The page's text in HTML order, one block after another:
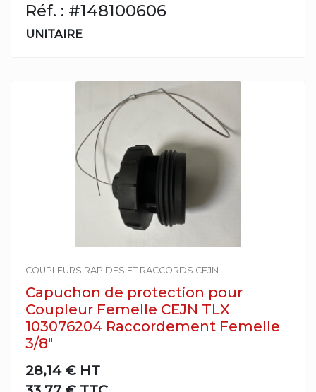
Réf. : #148100606
UNITAIRE
COUPLEURS RAPIDES ET RACCORDS CEJN
Capuchon de protection pour
Coupleur Femelle CEJN TLX
103076204 Raccordement Femelle
3/8"
28,14 € HT